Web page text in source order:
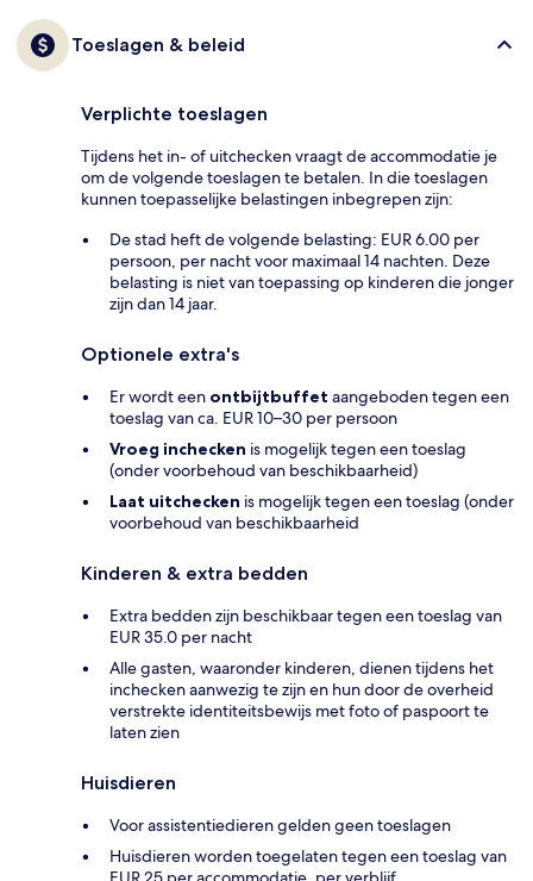
Toeslagen & beleid
Verplichte toeslagen
Tijdens het in- of uitchecken vraagt de accommodatie je
om de volgende toeslagen te betalen. In die toeslagen
kunnen toepasselijke belastingen inbegrepen zijn:
De stad heft de volgende belasting: EUR 6.00 per
persoon, per nacht voor maximaal 14 nachten. Deze
belasting is niet van toepassing op kinderen die jonger
zijn dan 14 jaar.
Optionele extra's
Er wordt een ontbijtbuffet aangeboden tegen een
toeslag van ca. EUR 10–30 per persoon
Vroeg inchecken is mogelijk tegen een toeslag
(onder voorbehoud van beschikbaarheid)
Laat uitchecken is mogelijk tegen een toeslag (onder
voorbehoud van beschikbaarheid
Kinderen & extra bedden
Extra bedden zijn beschikbaar tegen een toeslag van
EUR 35.0 per nacht
Alle gasten, waaronder kinderen, dienen tijdens het
inchecken aanwezig te zijn en hun door de overheid
verstrekte identiteitsbewijs met foto of paspoort te
laten zien
Huisdieren
Voor assistentiedieren gelden geen toeslagen
Huisdieren worden toegelaten tegen een toeslag van